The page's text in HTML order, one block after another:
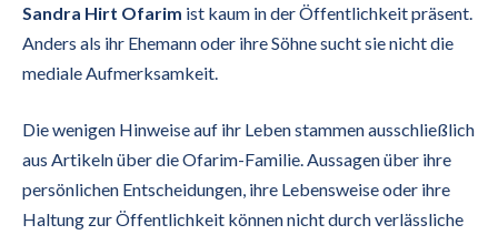
Sandra Hirt Ofarim ist kaum in der Öffentlichkeit präsent.
Anders als ihr Ehemann oder ihre Söhne sucht sie nicht die
mediale Aufmerksamkeit.
Die wenigen Hinweise auf ihr Leben stammen ausschließlich
aus Artikeln über die Ofarim-Familie. Aussagen über ihre
persönlichen Entscheidungen, ihre Lebensweise oder ihre
Haltung zur Öffentlichkeit können nicht durch verlässliche